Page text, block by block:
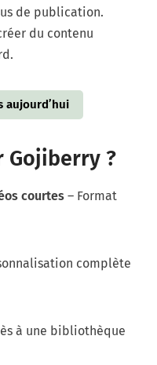
de publication.
du contenu
aujourd’hui
Gojiberry ?
courtes – Format
complète
à une bibliothèque